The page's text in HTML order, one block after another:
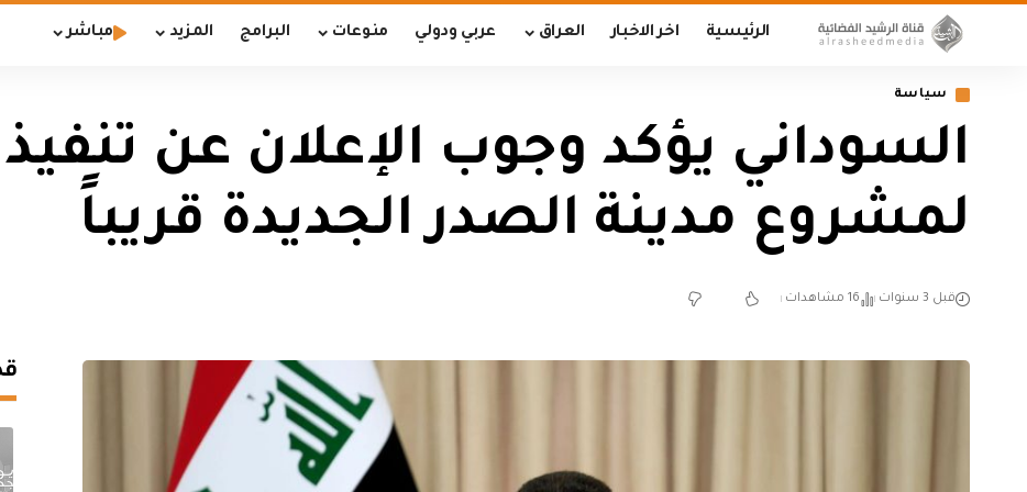
الرئيسية اخر الاخبار العراق عربي ودولي منوعات البرامج المزيد مباشر
سياسة
السوداني يؤكد وجوب الإعلان عن تنفيذ
لمشروع مدينة الصدر الجديدة قريباً
قبل 3 سنوات 16 مشاهدات